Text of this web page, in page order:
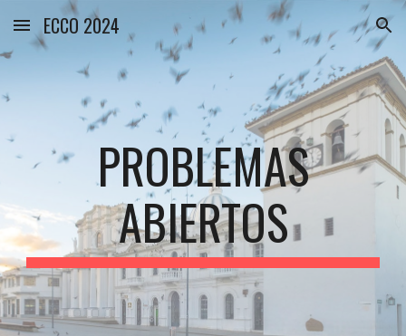
Skip to main content Skip to navigation
ECCO 2024
PROBLEMAS
ABIERTOS